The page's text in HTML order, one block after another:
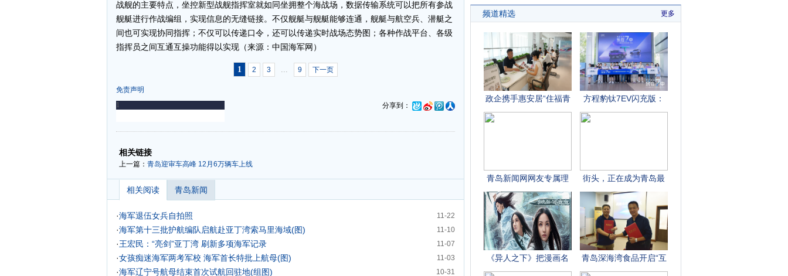
战舰的主要特点，坐控新型战舰指挥室就如同坐拥整个海战场，数据传输系统可以把所有参战
舰艇进行作战编组，实现信息的无缝链接。不仅舰艇与舰艇能够连通，舰艇与航空兵、潜艇之
间也可实现协同指挥；不仅可以传递口令，还可以传递实时战场态势图；各种作战平台、各级
指挥员之间互通互操功能得以实现（来源：中国海军网）
1 2 3 ... 9 下一页
免责声明
分享到：
-
相关链接
上一篇： 青岛迎审车高峰 12月6万辆车上线
相关阅读 青岛新闻
11-22
·海军退伍女兵自拍照
11-10
·海军第十三批护航编队启航赴亚丁湾索马里海域(图)
11-07
·王宏民：“亮剑”亚丁湾 刷新多项海军记录
11-03
·女孩痴迷海军两考军校 海军首长特批上航母(图)
10-31
·海军辽宁号航母结束首次试航回驻地(组图)